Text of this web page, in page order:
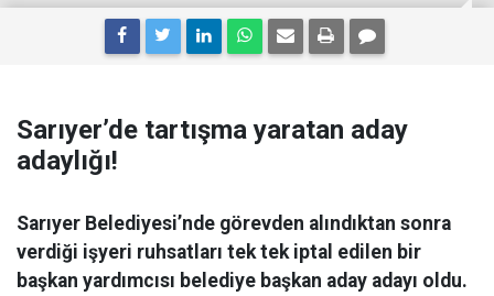
Sarıyer’de tartışma yaratan aday
adaylığı!
Sarıyer Belediyesi’nde görevden alındıktan sonra
verdiği işyeri ruhsatları tek tek iptal edilen bir
başkan yardımcısı belediye başkan aday adayı oldu.